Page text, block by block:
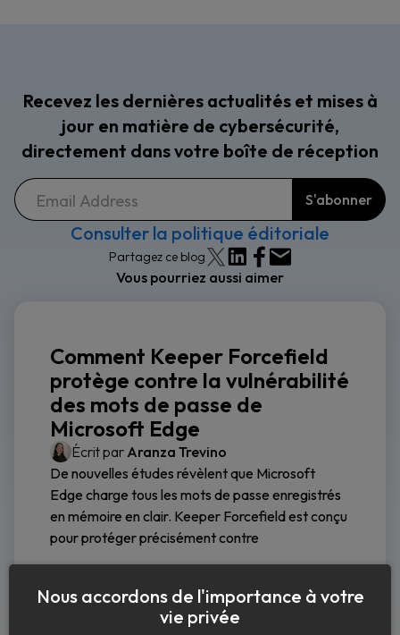
Recevez les dernières actualités et mises à
jour en matière de cybersécurité,
directement dans votre boîte de réception
Consulter la politique éditoriale
Partagez ce blog
Vous pourriez aussi aimer
Comment Keeper Forcefield
protège contre la vulnérabilité
des mots de passe de
Microsoft Edge
Écrit par Aranza Trevino
De nouvelles études révèlent que Microsoft
Edge charge tous les mots de passe enregistrés
en mémoire en clair. Keeper Forcefield est conçu
pour protéger précisément contre
Lire la suite
Nous accordons de l'importance à votre
vie privée